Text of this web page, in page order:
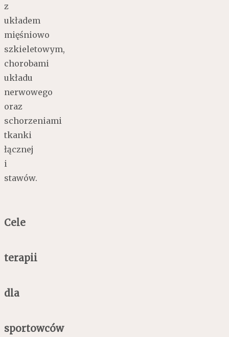
z
układem
mięśniowo
szkieletowym,
chorobami
układu
nerwowego
oraz
schorzeniami
tkanki
łącznej
i
stawów.
Cele
terapii
dla
sportowców